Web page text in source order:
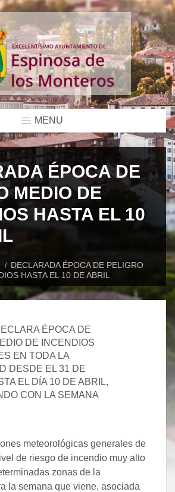
MENU
ÉPOCA DE
MEDIO DE
HASTA EL 10
DECLARADA ÉPOCA DE PELIGRO
HASTA EL 10 DE ABRIL
ÉPOCA DE
DE INCENDIOS
EN TODA LA
DESDE EL 31 DE
EL DÍA 10 DE ABRIL,
CON LA SEMANA
meteorológicas generales de
de riesgo de incendio muy alto
zonas de la
la semana que viene, asociada